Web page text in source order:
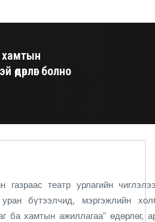
хамтын
болно
газраас театр урлагийн
уран бүтээлчид, мэргэжлийн
ба хамтын ажиллагаа"